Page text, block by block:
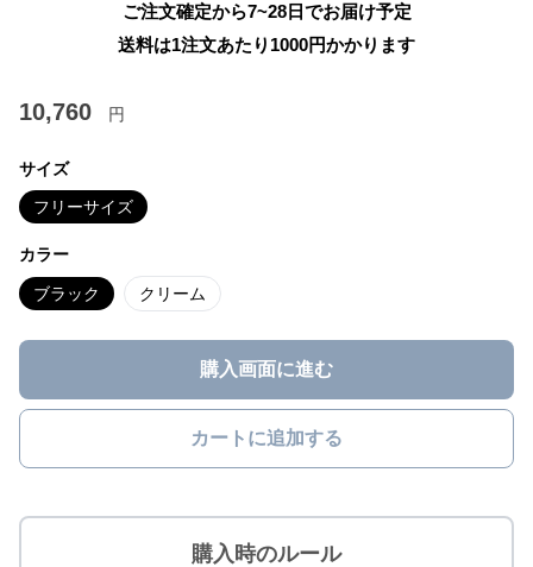
ご注文確定から7~28日でお届け予定
送料は1注文あたり 1000円かかります
10,760 円
サイズ
フリーサイズ
カラー
ブラック クリーム
購入画面に進む
カートに追加する
購入時のルール